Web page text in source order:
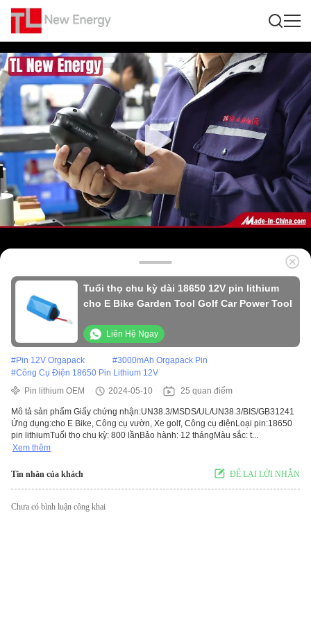
Tuổi thọ chu kỳ dài 18650 12V pin lithium
cho E Bike Garden Tool Golf Car Power Tool
Liên Hệ Ngay
#Pin 12V Orgapack #3000mAh Orgapack Pin
#Công Cụ Điện 18650 Pin Lithium 12V
Pin lithium OEM
2024-05-10 25 quan điểm
Mô tả sản phẩm Giấy chứng nhận:UN38.3/MSDS/UL/UN38.3/BIS/GB31241
Ứng dụng:cho E Bike, Công cụ vườn, Xe golf, Công cụ điệnLoại pin:18650
pin lithiumTuổi thọ chu kỳ: 800 lầnBảo hành: 12 thángMàu sắc: t...
Xem thêm
Tin nhắn của khách ĐỂ LẠI LỜI NHẮN
Chưa có bình luận công khai